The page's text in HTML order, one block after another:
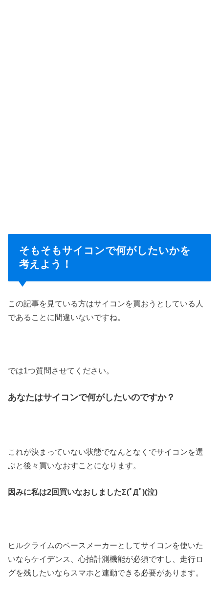
そもそもサイコンで何がしたいかを
考えよう！
この記事を見ている方はサイコンを買おうとしている人
であることに間違いないですね。
では1つ質問させてください。
あなたはサイコンで何がしたいのですか？
これが決まっていない状態でなんとなくでサイコンを選
ぶと後々買いなおすことになります。
因みに私は2回買いなおしましたΣ(ﾟДﾟ)(泣)
ヒルクライムのペースメーカーとしてサイコンを使いた
いならケイデンス、心拍計測機能が必須ですし、走行ロ
グを残したいならスマホと連動できる必要があります。